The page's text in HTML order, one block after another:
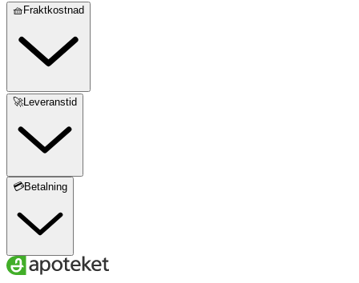
🧺Fraktkostnad
🚀Leveranstid
💳Betalning